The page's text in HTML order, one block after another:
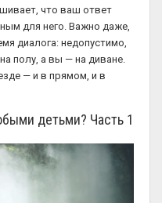
что ваш ответ
для него. Важно даже,
диалога: недопустимо,
полу, а вы — на диване.
— и в прямом, и в
детьми? Часть 1